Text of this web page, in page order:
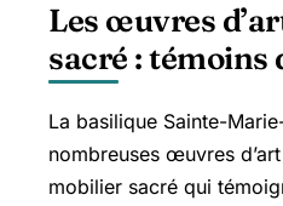
Les œuvres
sacré : témoins
La basilique Sainte-
nombreuses œuvres
mobilier sacré qui